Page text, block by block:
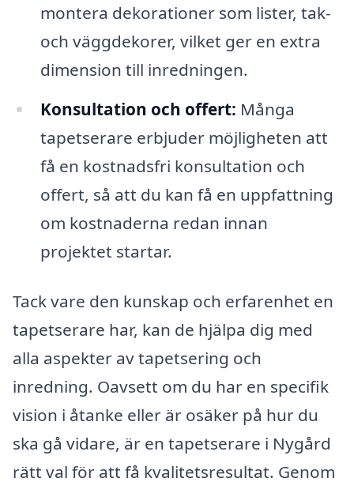
montera dekorationer som lister, tak-
och väggdekorer, vilket ger en extra
dimension till inredningen.
Konsultation och offert: Många
tapetserare erbjuder möjligheten att
få en kostnadsfri konsultation och
offert, så att du kan få en uppfattning
om kostnaderna redan innan
projektet startar.
Tack vare den kunskap och erfarenhet en
tapetserare har, kan de hjälpa dig med
alla aspekter av tapetsering och
inredning. Oavsett om du har en specifik
vision i åtanke eller är osäker på hur du
ska gå vidare, är en tapetserare i Nygård
rätt val för att få kvalitetsresultat. Genom